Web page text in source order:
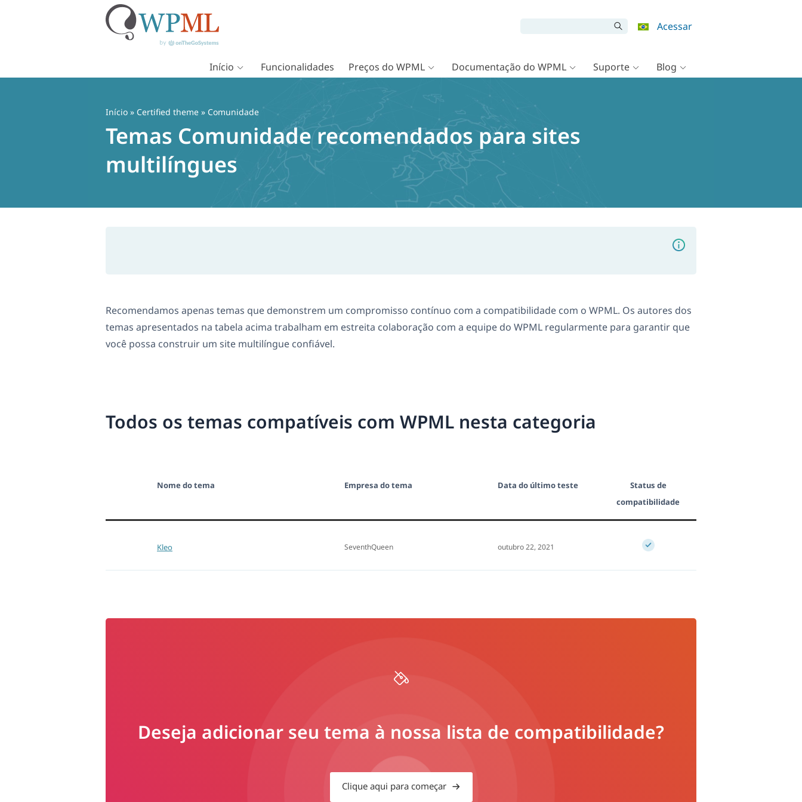
Acessar
Início Funcionalidades Preços do WPML Documentação do WPML Suporte Blog
Início » Certified theme » Comunidade
Temas Comunidade recomendados para sites
multilíngues
Recomendamos apenas temas que demonstrem um compromisso contínuo com a compatibilidade com o WPML. Os autores dos
temas apresentados na tabela acima trabalham em estreita colaboração com a equipe do WPML regularmente para garantir que
você possa construir um site multilíngue confiável.
Todos os temas compatíveis com WPML nesta categoria
Nome do tema Empresa do tema Data do último teste
Status de
compatibilidade
Kleo SeventhQueen outubro 22, 2021
Deseja adicionar seu tema à nossa lista de compatibilidade?
Clique aqui para começar